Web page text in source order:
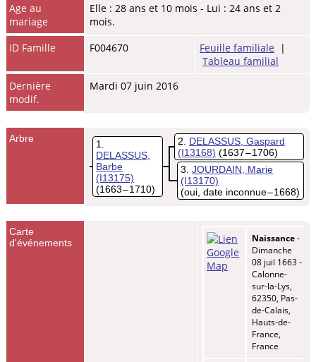
Age au
mariage
Elle : 28 ans et 10 mois - Lui : 24 ans et 2
mois.
ID Famille
F004670 Feuille familiale |
Tableau familial
Dernière
modif.
Mardi 07 juin 2016
Arbre
1
DELASSUS,
Barbe
(I13175)
(1663 – 1710)
2
DELASSUS, Gaspard
(I13168) (1637 – 1706)
3 JOURDAIN, Marie
(I13170)
(oui, date inconnue – 1668)
Carte
d'événements
Naissance-
Dimanche
08 juil 1663 -
Calonne-
sur-la-Lys,
62350, Pas-
de-Calais,
Hauts-de-
France,
France